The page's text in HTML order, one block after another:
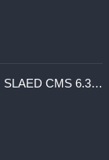
Тестируем релиз Pre-Alpha версии системы SLAED CMS 6.3 Pro